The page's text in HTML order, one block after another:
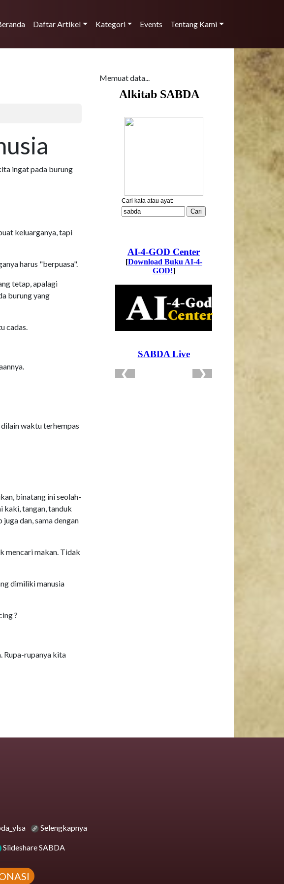
Daftar Artikel Kategori Events Tentang Kami
ingat pada burung
keluarganya, tapi
harus "berpuasa".
tetap, apalagi
burung yang
cadas.
waktu terhempas
binatang ini seolah-
kaki, tangan, tanduk
dan, sama dengan
mencari makan. Tidak
dimiliki manusia
?
Rupa-rupanya kita
Memuat data...
Selengkapnya
Slideshare SABDA